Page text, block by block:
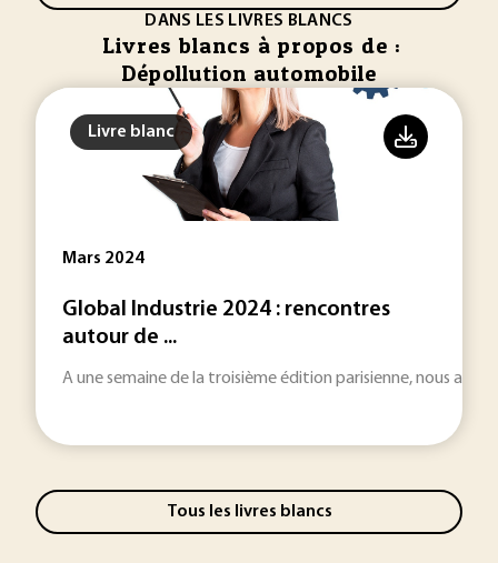
DANS LES LIVRES BLANCS
Livres blancs à propos de :
Dépollution automobile
Livre blanc
Mars 2024
Global Industrie 2024 : rencontres
autour de ...
A une semaine de la troisième édition parisienne, nous
Tous les livres blancs